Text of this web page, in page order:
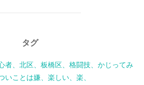
タグ
者、北区、板橋区、格闘技、かじってみ
いことは嫌、楽しい、楽、